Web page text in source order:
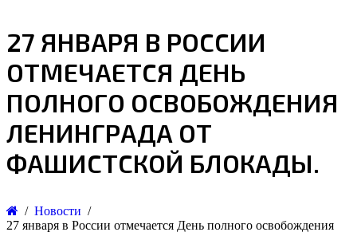
27 ЯНВАРЯ В РОССИИ
ОТМЕЧАЕТСЯ ДЕНЬ
ПОЛНОГО ОСВОБОЖДЕНИЯ
ЛЕНИНГРАДА ОТ
ФАШИСТСКОЙ БЛОКАДЫ.
Новости
27 января в России отмечается День полного освобождения